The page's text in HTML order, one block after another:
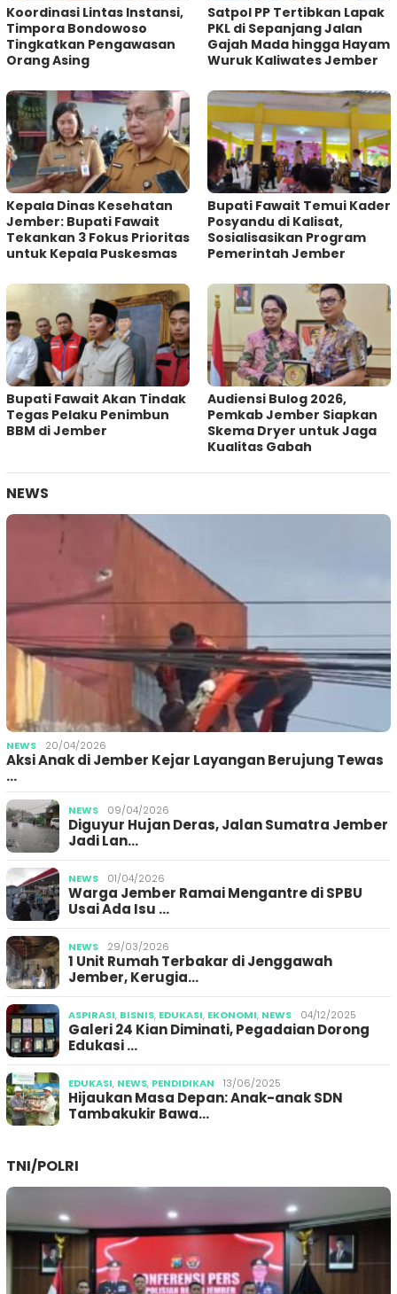
Koordinasi Lintas Instansi,
Timpora Bondowoso
Tingkatkan Pengawasan
Orang Asing
Satpol PP Tertibkan Lapak
PKL di Sepanjang Jalan
Gajah Mada hingga Hayam
Wuruk Kaliwates Jember
Kepala Dinas Kesehatan
Jember: Bupati Fawait
Tekankan 3 Fokus Prioritas
untuk Kepala Puskesmas
Bupati Fawait Temui Kader
Posyandu di Kalisat,
Sosialisasikan Program
Pemerintah Jember
Bupati Fawait Akan Tindak
Tegas Pelaku Penimbun
BBM di Jember
Audiensi Bulog 2026,
Pemkab Jember Siapkan
Skema Dryer untuk Jaga
Kualitas Gabah
NEWS
NEWS 20/04/2026
Aksi Anak di Jember Kejar Layangan Berujung Tewas
…
NEWS 09/04/2026
Diguyur Hujan Deras, Jalan Sumatra Jember
Jadi Lan…
NEWS 01/04/2026
Warga Jember Ramai Mengantre di SPBU
Usai Ada Isu …
NEWS 29/03/2026
1 Unit Rumah Terbakar di Jenggawah
Jember, Kerugia…
ASPIRASI, BISNIS, EDUKASI, EKONOMI, NEWS 04/12/2025
Galeri 24 Kian Diminati, Pegadaian Dorong
Edukasi …
EDUKASI, NEWS, PENDIDIKAN 13/06/2025
Hijaukan Masa Depan: Anak-anak SDN
Tambakukir Bawa…
TNI/POLRI